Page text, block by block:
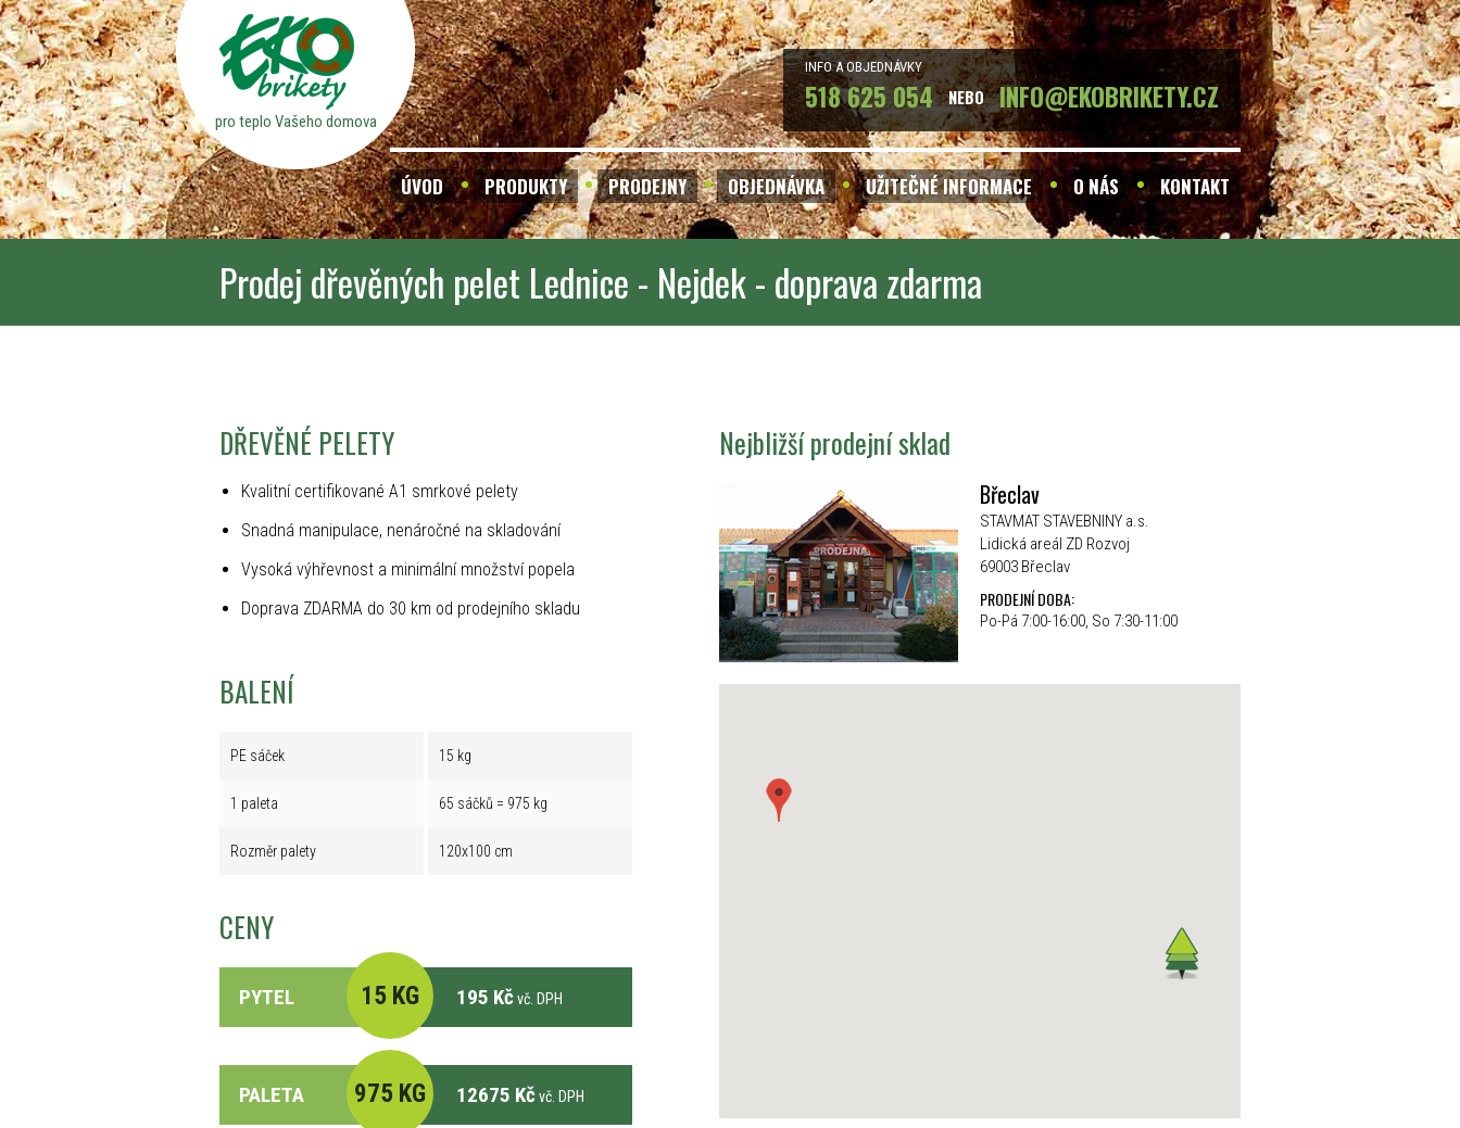
pro teplo Vašeho domova
INFO A OBJEDNÁVKY
518 625 054 NEBO INFO@EKOBRIKETY.CZ
ÚVOD PRODUKTY PRODEJNY OBJEDNÁVKA UŽITEČNÉ INFORMACE O NÁS KONTAKT
Prodej dřevěných pelet Lednice - Nejdek - doprava zdarma
DŘEVĚNÉ PELETY
Kvalitní certifikované A1 smrkové pelety
Snadná manipulace, nenáročné na skladování
Vysoká výhřevnost a minimální množství popela
Doprava ZDARMA do 30 km od prodejního skladu
BALENÍ
PE sáček 15 kg
1 paleta 65 sáčků = 975 kg
Rozměr palety 120x100 cm
CENY
PYTEL 15 KG 195 Kč vč. DPH
PALETA 975 KG 12675 Kč vč. DPH
Nejbližší prodejní sklad
Břeclav
STAVMAT STAVEBNINY a.s.
Lidická areál ZD Rozvoj
69003 Břeclav
PRODEJNÍ DOBA:
Po-Pá 7:00-16:00, So 7:30-11:00